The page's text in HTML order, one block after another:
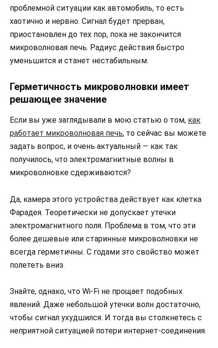
проблемной ситуации как автомобиль, то есть
хаотично и нервно. Сигнал будет прерван,
приостановлен до тех пор, пока не закончится
микроволновая печь. Радиус действия быстро
уменьшится и станет нестабильным.
Герметичность микроволновки имеет
решающее значение
Если вы уже заглядывали в мою статью о том, как
работает микроволновая печь, то сейчас вы можете
задать вопрос, и очень актуальный — как так
получилось, что электромагнитные волны в
микроволновке сдерживаются?
Да, камера этого устройства действует как клетка
Фарадея. Теоретически не допускает утечки
электромагнитного поля. Проблема в том, что эти
более дешевые или старинные микроволновки не
всегда герметичны. С годами это свойство может
полететь вниз.
Знайте, однако, что Wi-Fi не прощает подобных
явлений. Даже небольшой утечки волн достаточно,
чтобы сигнал ухудшился. И тогда вы столкнетесь с
неприятной ситуацией потери интернет-соединения.